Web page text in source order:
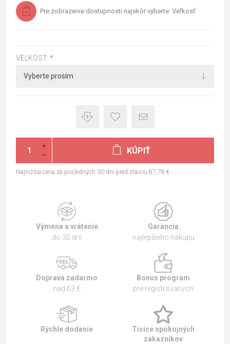
Pre zobrazenie dostupnosti najskôr vyberte: Veľkosť
VEĽKOSŤ: *
KÚPIŤ
Najnižšia cena za posledných 30 dní pred zľavou:87,78 €
Výmena a vrátenie
do 30 dní
Garancia
najlepšieho nákupu
Doprava zadarmo
nad 63 €
Bonus program
pre registrovaných
Rýchle dodanie
Tisíce spokojných
zákazníkov